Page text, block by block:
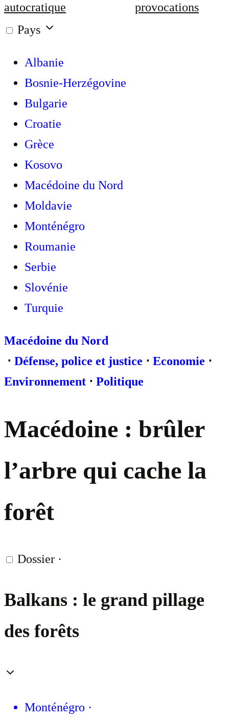
autocratique
provocations
Pays
Albanie
Bosnie-Herzégovine
Bulgarie
Croatie
Grèce
Kosovo
Macédoine du Nord
Moldavie
Monténégro
Roumanie
Serbie
Slovénie
Turquie
Macédoine du Nord
⋅ Défense, police et justice ⋅ Economie ⋅
Environnement ⋅ Politique
Macédoine : brûler
l’arbre qui cache la
forêt
Dossier ·
Balkans : le grand pillage
des forêts
Monténégro ·